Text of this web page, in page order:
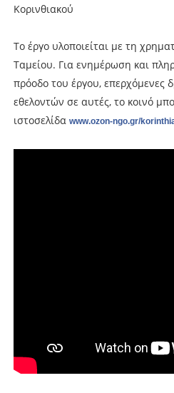
Κορινθιακού
Το έργο υλοποιείται με τη
Ταμείου. Για ενημέρωση και
πρόοδο του έργου, επερχόμενες
εθελοντών σε αυτές, το κοινό
ιστοσελίδα www.ozon-ngo.gr/